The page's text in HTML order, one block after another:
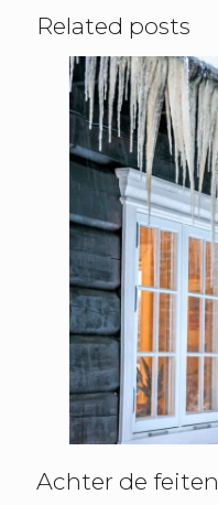
Related posts
Achter de feiten